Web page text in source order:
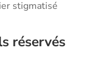
stigmatisé
réservés